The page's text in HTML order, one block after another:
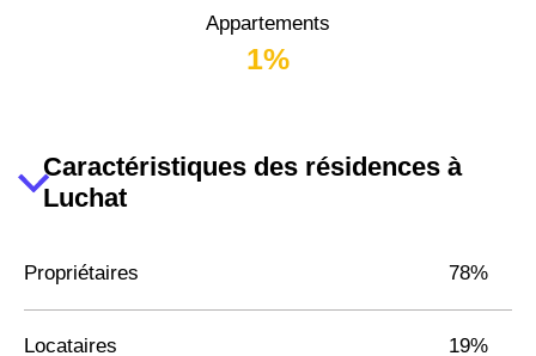
Appartements
1%
Caractéristiques des résidences à
Luchat
Propriétaires 78%
Locataires 19%